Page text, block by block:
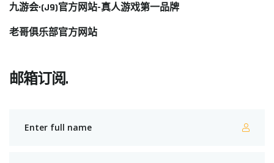
九游会·(J9)官方网站-真人游戏第一品牌
老哥俱乐部官方网站
邮箱订阅.